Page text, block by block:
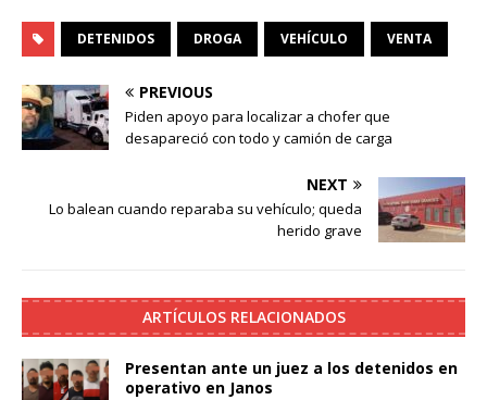
DETENIDOS DROGA VEHÍCULO VENTA
PREVIOUS
Piden apoyo para localizar a chofer que
desapareció con todo y camión de carga
NEXT
Lo balean cuando reparaba su vehículo; queda
herido grave
ARTÍCULOS RELACIONADOS
Presentan ante un juez a los detenidos en
operativo en Janos